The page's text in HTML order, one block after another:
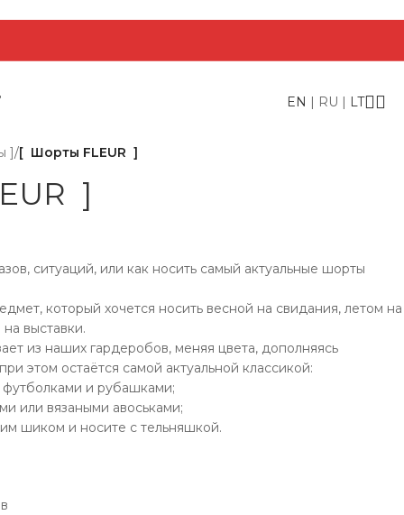
EN | RU | LT
]/[ Шорты FLEUR ]
]
ситуаций, или как носить самый актуальные шорты
который хочется носить весной на свидания, летом на
выставки.
из наших гардеробов, меняя цвета, дополняясь
этом остаётся самой актуальной классикой:
и рубашками;
или вязаными авоськами;
шиком и носите с тельняшкой.